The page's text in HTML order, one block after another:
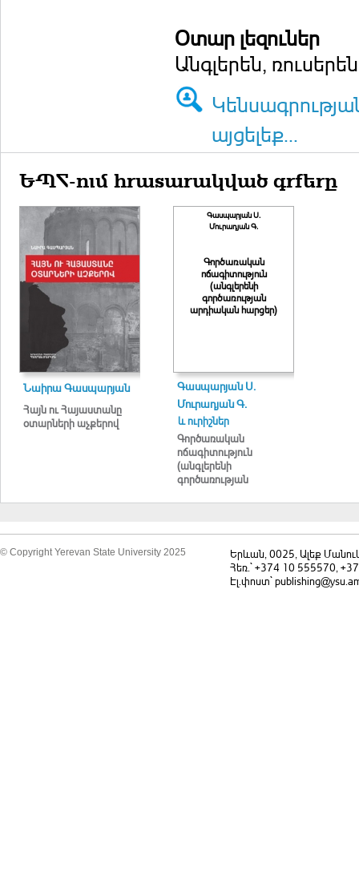
Օտար լեզուներ
Անգլերեն,
այցելեք...
ԵՊՀ-ում հրատարակված գրքերը
Նաիրա Գասպարյան
Հայն ու Հայաստանը
օտարների աչքերով
Գասպարյան Ս.
Մուրադյան Գ.
Գործառական
ոճագիտություն
(անգլերենի
գործառության
արդիական հարցեր)
Գասպարյան Ս.
Մուրադյան Գ.
և ուրիշներ
Գործառական
ոճագիտություն
(անգլերենի
գործառության
© Copyright Yerevan State University 2025
Երևան, 0025, Ալեք
Հեռ.` +374 10 555570,
Էլ.փոստ`